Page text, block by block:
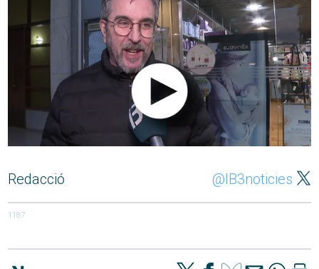
Redacció @IB3noticies
1187